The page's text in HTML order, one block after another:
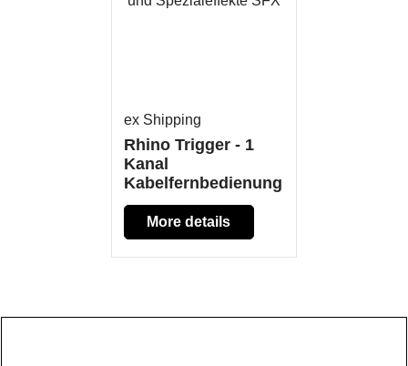
ex Shipping
Rhino Trigger - 1
Kanal
Kabelfernbedienung
More details